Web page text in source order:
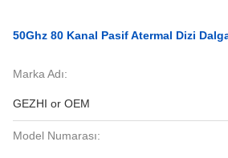
50Ghz 80 Kanal Pasif Atermal Dizi
Marka Adı:
GEZHI or OEM
Model Numarası: